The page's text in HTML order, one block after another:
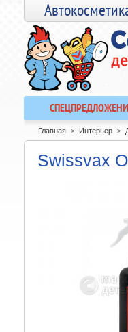
Главная > Интерьер >
Swissvax